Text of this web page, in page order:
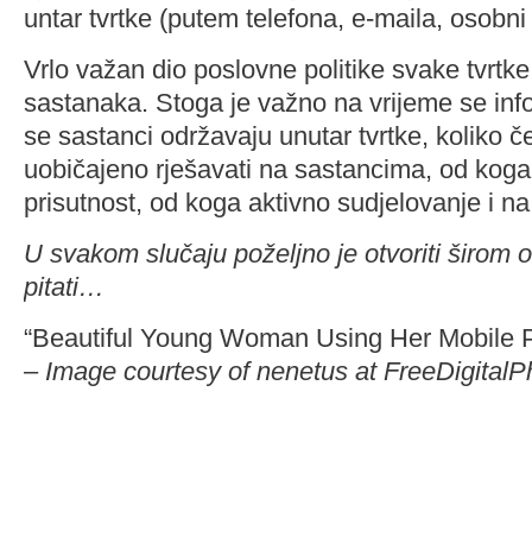
untar tvrtke (putem telefona, e-maila,
Vrlo važan dio poslovne politike svake
sastanaka. Stoga je važno na vrijeme se
se sastanci održavaju unutar tvrtke, koliko
uobičajeno rješavati na sastancima, od
prisutnost, od koga aktivno sudjelovanje i
U svakom slučaju poželjno je otvoriti širom
pitati…
“Beautiful Young Woman Using Her Mobile
– Image courtesy of nenetus at